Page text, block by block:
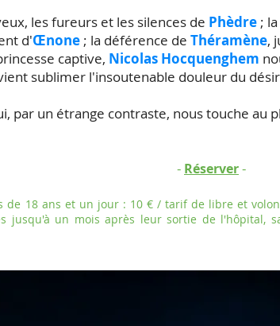
les fureurs et les silences de Phèdre ;
d'Œnone ; la déférence de Théramène,
captive, Nicolas Hocquenghem
sublimer l'insoutenable douleur du
par un étrange contraste, nous touche au
- Réserver-
de 18 ans et un jour : 10 € / tarif de libre et
jusqu'à un mois après leur sortie de l'hôpital,